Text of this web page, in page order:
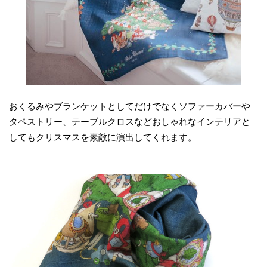
おくるみやブランケットとしてだけでなくソファーカバーや
タペストリー、テーブルクロスなどおしゃれなインテリアと
してもクリスマスを素敵に演出してくれます。